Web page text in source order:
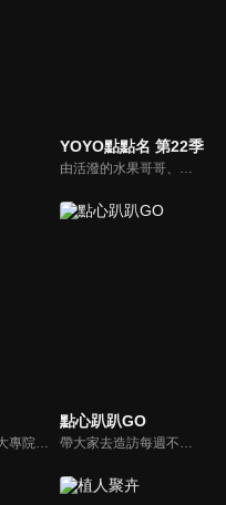
YOYO點點名 第22季
前進全台173所大專院校，新世代最好笑主持陣容，前往各大校園，尋找最美校花公主。為了贏得公主，不擇手段。
點心趴趴GO
帶大家去造訪每週不同主題的點心名店，節目中不只介紹人氣點心，結合周邊的吃喝玩樂，要帶給觀眾除了原本用點心做點心DIY手作樂趣之外，更要結合各商圈讓大家體驗食玩的樂趣